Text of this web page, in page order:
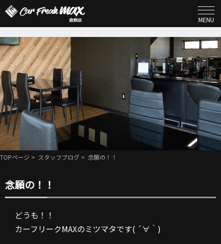
MENU
TOPページ > スタッフブログ > 念願の！！
念願の！！
どうも！！
カーフリークMAXのミツマタです( ´∀｀)